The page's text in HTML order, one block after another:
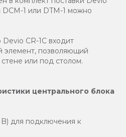
1 или DTM-1 можно
CR-1C входит
элемент, позволяющий
стене или под столом.
центрального блока
для подключения к